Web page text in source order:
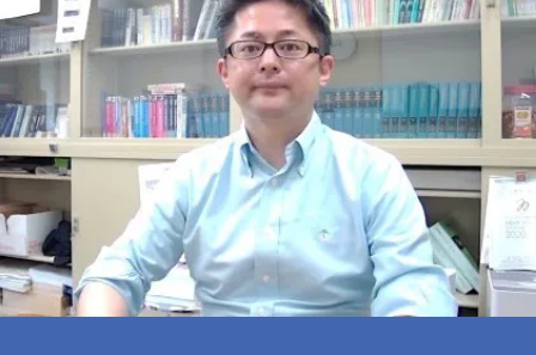
ン
ツ
ス
キ
ッ
プ